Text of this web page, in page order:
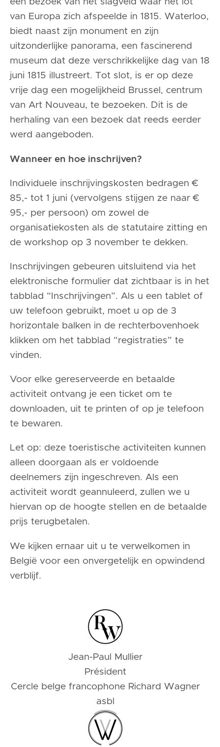
van Europa zich afspeelde in 1815. Waterloo,
biedt naast zijn monument en zijn
uitzonderlijke panorama, een fascinerend
museum dat deze verschrikkelijke dag van 18
juni 1815 illustreert. Tot slot, is er op deze
vrije dag een mogelijkheid Brussel, centrum
van Art Nouveau, te bezoeken. Dit is de
herhaling van een bezoek dat reeds eerder
werd aangeboden.
Wanneer en hoe inschrijven?
Individuele inschrijvingskosten bedragen €
85,- tot 1 juni (vervolgens stijgen ze naar €
95,- per persoon) om zowel de
organisatiekosten als de statutaire zitting en
de workshop op 3 november te dekken.
Inschrijvingen gebeuren uitsluitend via het
elektronische formulier dat zichtbaar is in het
tabblad “Inschrijvingen”. Als u een tablet of
uw telefoon gebruikt, moet u op de 3
horizontale balken in de rechterbovenhoek
klikken om het tabblad “registraties” te
vinden.
Voor elke gereserveerde en betaalde
activiteit ontvang je een ticket om te
downloaden, uit te printen of op je telefoon
te bewaren.
Let op: deze toeristische activiteiten kunnen
alleen doorgaan als er voldoende
deelnemers zijn ingeschreven. Als een
activiteit wordt geannuleerd, zullen we u
hiervan op de hoogte stellen en de betaalde
prijs terugbetalen.
We kijken ernaar uit u te verwelkomen in
België voor een onvergetelijk en opwindend
verblijf.
Jean-Paul Mullier
Président
Cercle belge francophone Richard Wagner
asbl